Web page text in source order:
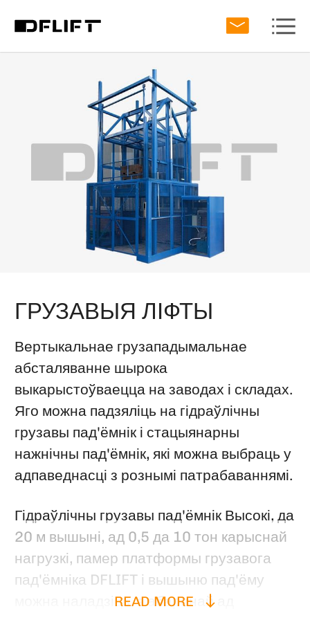
ГРУЗАВЫЯ ЛІФТЫ
Вертыкальнае грузападымальнае
абсталяванне шырока
выкарыстоўваецца на заводах і складах.
Яго можна падзяліць на гідраўлічны
грузавы пад'ёмнік і стацыянарны
нажнічны пад'ёмнік, які можна выбраць у
адпаведнасці з рознымі патрабаваннямі.
Гідраўлічны грузавы пад'ёмнік Высокі, да
20 м вышыні, ад 0,5 да 10 тон карыснай
нагрузкі, памер платформы грузавога
пад'ёмніка DFLIFT і вышыню пад'ёму
можна наладзіць, з абаронай ад
READ MORE